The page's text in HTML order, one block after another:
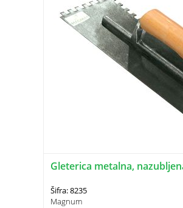
Gleterica metalna,
Šifra: 8235
Magnum